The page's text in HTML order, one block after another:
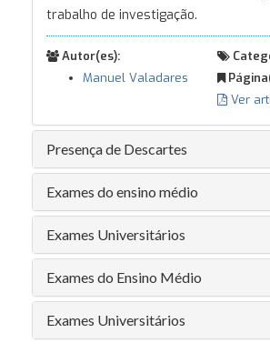
trabalho de investigação.
Autor(es):
Manuel Valadares
Ver
Presença de Descartes
Exames do ensino médio
Exames Universitários
Exames do Ensino Médio
Exames Universitários